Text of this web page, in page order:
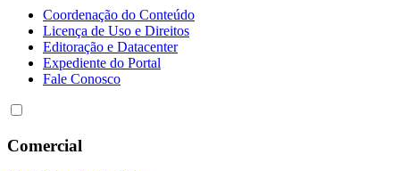
Coordenação do Conteúdo
Licença de Uso e Direitos
Editoração e Datacenter
Expediente do Portal
Fale Conosco
Comercial